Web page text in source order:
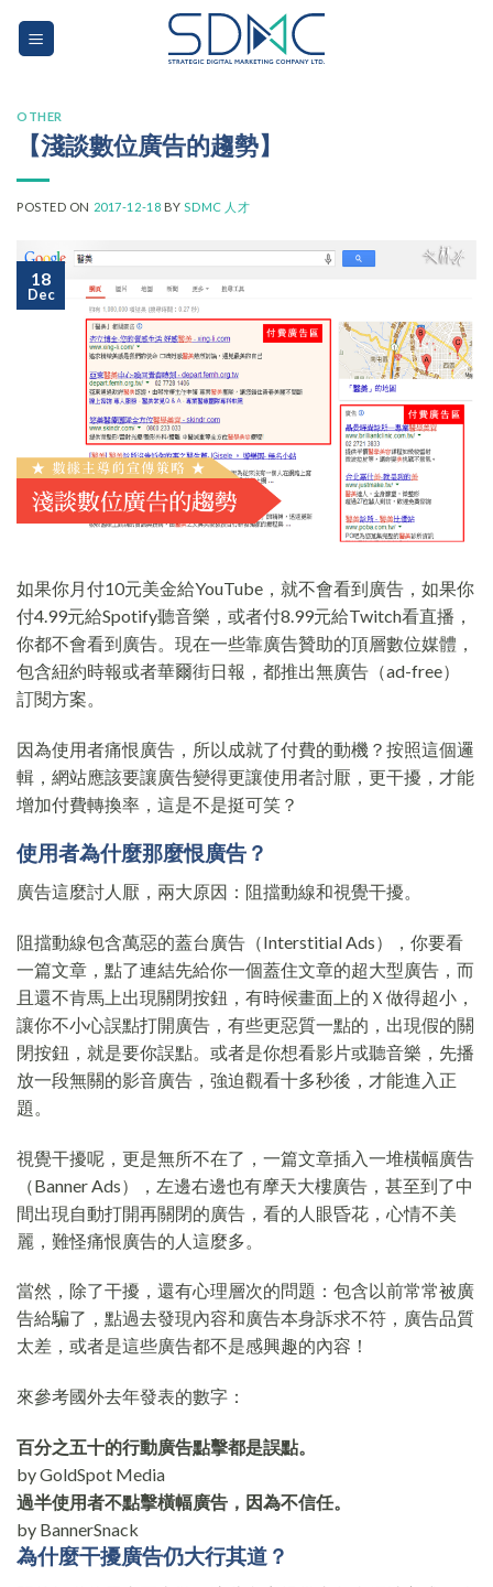
OTHER
【淺談數位廣告的趨勢】
POSTED ON 2017-12-18 BY SDMC 人才
18
Dec
如果你月付10元美金給YouTube，就不會看到廣告，如果你
付4.99元給Spotify聽音樂，或者付8.99元給Twitch看直播，
你都不會看到廣告。現在一些靠廣告贊助的頂層數位媒體，
包含紐約時報或者華爾街日報，都推出無廣告（ad-free）
訂閱方案。
因為使用者痛恨廣告，所以成就了付費的動機？按照這個邏
輯，網站應該要讓廣告變得更讓使用者討厭，更干擾，才能
增加付費轉換率，這是不是挺可笑？
使用者為什麼那麼恨廣告？
廣告這麼討人厭，兩大原因：阻擋動線和視覺干擾。
阻擋動線包含萬惡的蓋台廣告（Interstitial Ads），你要看
一篇文章，點了連結先給你一個蓋住文章的超大型廣告，而
且還不肯馬上出現關閉按鈕，有時候畫面上的Ｘ做得超小，
讓你不小心誤點打開廣告，有些更惡質一點的，出現假的關
閉按鈕，就是要你誤點。或者是你想看影片或聽音樂，先播
放一段無關的影音廣告，強迫觀看十多秒後，才能進入正
題。
視覺干擾呢，更是無所不在了，一篇文章插入一堆橫幅廣告
（Banner Ads），左邊右邊也有摩天大樓廣告，甚至到了中
間出現自動打開再關閉的廣告，看的人眼昏花，心情不美
麗，難怪痛恨廣告的人這麼多。
當然，除了干擾，還有心理層次的問題：包含以前常常被廣
告給騙了，點過去發現內容和廣告本身訴求不符，廣告品質
太差，或者是這些廣告都不是感興趣的內容！
來參考國外去年發表的數字：
百分之五十的行動廣告點擊都是誤點。
by GoldSpot Media
過半使用者不點擊橫幅廣告，因為不信任。
by BannerSnack
為什麼干擾廣告仍大行其道？